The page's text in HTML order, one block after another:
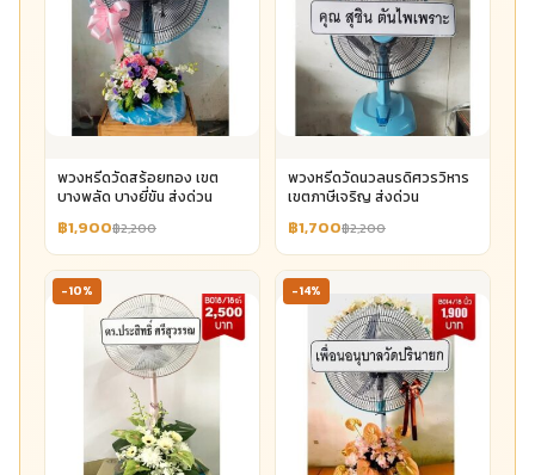
พวงหรีดวัดสร้อยทอง เขต
บางพลัด บางยี่ขัน ส่งด่วน
฿1,900฿2,200
พวงหรีดวัดนวลนรดิศวรวิหาร
เขตภาษีเจริญ ส่งด่วน
฿1,700฿2,200
-10% -14%